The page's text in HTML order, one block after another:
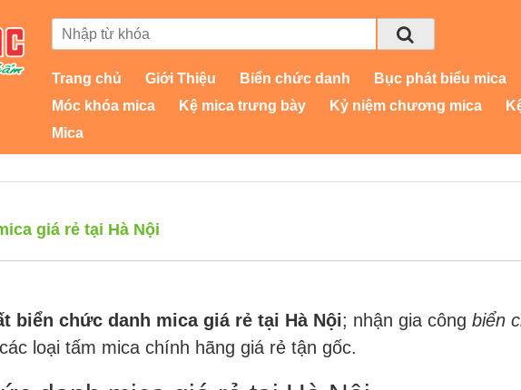
Trang chủ Giới Thiệu Biển chức danh Bục phát biểu mica
Móc khóa mica
Kệ mica trưng bày Kỷ niệm chương mica
Mica
giá rẻ tại Hà Nội
biển chức danh mica giá rẻ tại Hà Nội; nhận gia công biển
loại tấm mica chính hãng giá rẻ tận gốc.